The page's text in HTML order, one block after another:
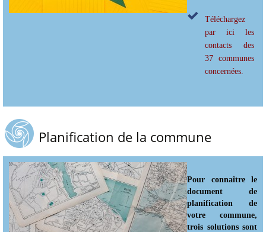
Téléchargez
par ici les
contacts des
37 communes
concernées.
Planification de la commune
Pour connaître le
document de
planification de
votre commune,
trois solutions sont